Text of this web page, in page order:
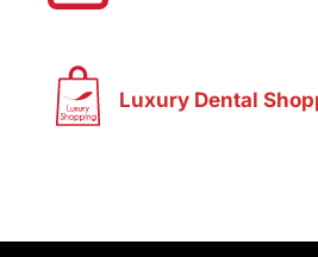
Luxury Dental